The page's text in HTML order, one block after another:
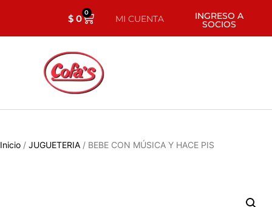
$0 0
MI CUENTA INGRESO A
SOCIOS
Inicio / JUGUETERIA / BEBE CON MÚSICA Y HACE PIS